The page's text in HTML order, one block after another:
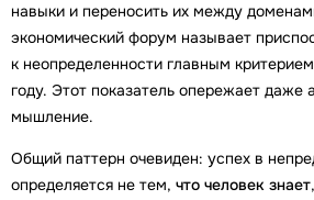
навыки и переносить их между
экономический форум называет
к неопределенности главным
году. Этот показатель опережает даже
мышление.
Общий паттерн очевиден: успех в
определяется не тем, что человек знает